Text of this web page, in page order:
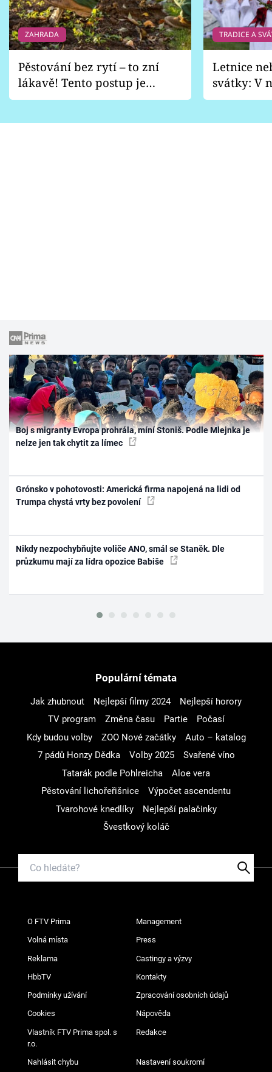
ZAHRADA
Pěstování bez rytí – to zní
lákavě! Tento postup je
vhodný jen pro některé
TRADICE A
Letnice
svátky: V
pondělí
Boj s migranty Evropa prohrála, míní Stoniš. Podle Mlejnka je
nelze jen tak chytit za límec
Grónsko v pohotovosti: Americká firma napojená na lidi od
Trumpa chystá vrty bez povolení
Nikdy nezpochybňujte voliče ANO, smál se Staněk. Dle
průzkumu mají za lídra opozice Babiše
Populární témata
Jak zhubnout Nejlepší filmy 2024
Nejlepší horory
TV program
Změna času Partie
Počasí
Kdy budou volby
ZOO Nové začátky
Auto – katalog
7 pádů Honzy Dědka
Volby 2025
Svařené víno
Tatarák podle Pohlreicha
Aloe vera
Pěstování lichořeřišnice
Výpočet ascendentu
Tvarohové knedlíky
Nejlepší palačinky
Švestkový koláč
O FTV Prima Management
Volná místa Press
Reklama Castingy a výzvy
HbbTV Kontakty
Podmínky užívání Zpracování osobních údajů
Cookies Nápověda
Vlastník FTV Prima spol. s
r.o.
Redakce
Nahlásit chybu Nastavení soukromí